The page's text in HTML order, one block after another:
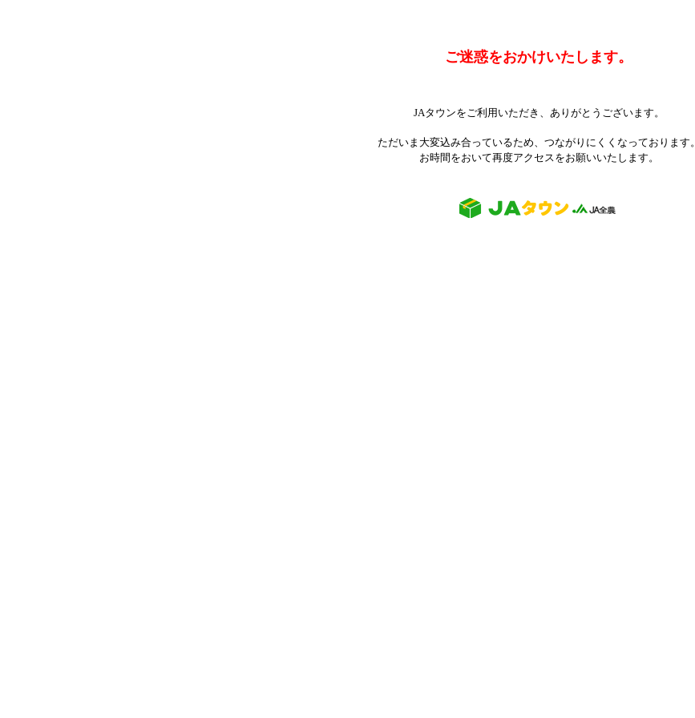
ご迷惑をおかけいたします。
JAタウンをご利用いただき、ありがとうございます。
ただいま大変込み合っているため、つながりにくくなっております。
お時間をおいて再度アクセスをお願いいたします。